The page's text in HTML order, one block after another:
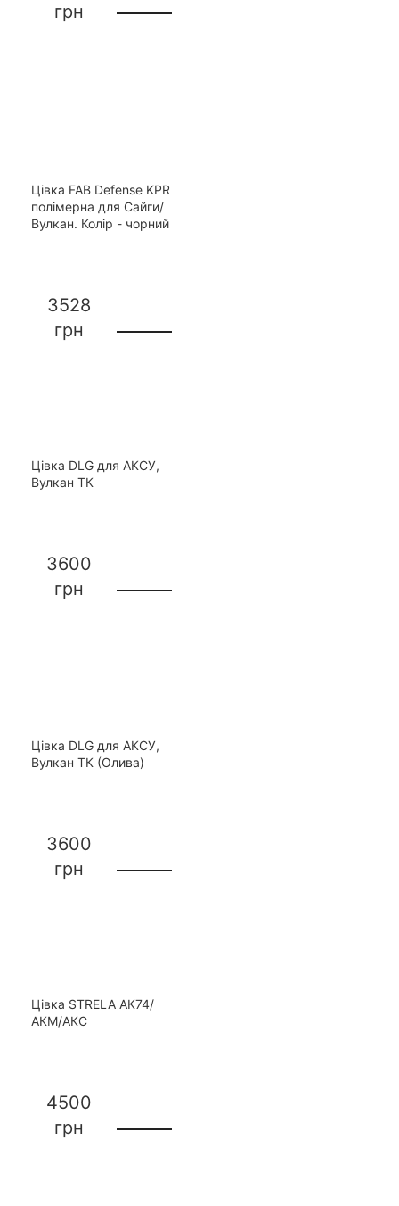
грн
Цівка FAB Defense KPR
полімерна для Сайги/
Вулкан. Колір - чорний
3528
грн
Цівка DLG для АКСУ,
Вулкан ТК
3600
грн
Цівка DLG для АКСУ,
Вулкан ТК (Олива)
3600
грн
Цівка STRELA АК74/
АКМ/АКС
4500
грн